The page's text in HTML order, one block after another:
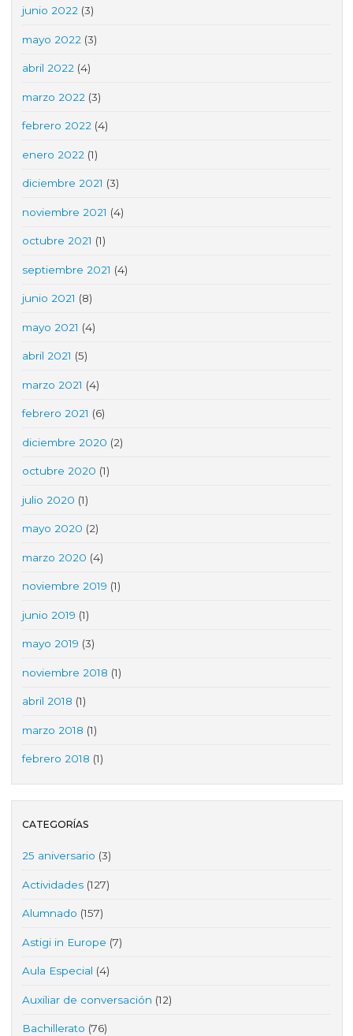
junio 2022 (3)
mayo 2022 (3)
abril 2022 (4)
marzo 2022 (3)
febrero 2022 (4)
enero 2022 (1)
diciembre 2021 (3)
noviembre 2021 (4)
octubre 2021 (1)
septiembre 2021 (4)
junio 2021 (8)
mayo 2021 (4)
abril 2021 (5)
marzo 2021 (4)
febrero 2021 (6)
diciembre 2020 (2)
octubre 2020 (1)
julio 2020 (1)
mayo 2020 (2)
marzo 2020 (4)
noviembre 2019 (1)
junio 2019 (1)
mayo 2019 (3)
noviembre 2018 (1)
abril 2018 (1)
marzo 2018 (1)
febrero 2018 (1)
CATEGORÍAS
25 aniversario (3)
Actividades (127)
Alumnado (157)
Astigi in Europe (7)
Aula Especial (4)
Auxiliar de conversación (12)
Bachillerato (76)